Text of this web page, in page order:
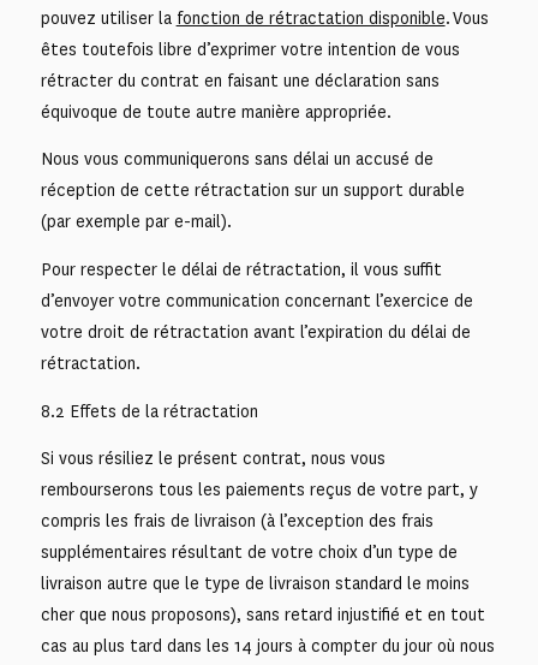
pouvez utiliser la fonction de rétractation disponible. Vous
êtes toutefois libre d’exprimer votre intention de vous
rétracter du contrat en faisant une déclaration sans
équivoque de toute autre manière appropriée.
Nous vous communiquerons sans délai un accusé de
réception de cette rétractation sur un support durable
(par exemple par e-mail).
Pour respecter le délai de rétractation, il vous suffit
d’envoyer votre communication concernant l’exercice de
votre droit de rétractation avant l’expiration du délai de
rétractation.
8.2 Effets de la rétractation
Si vous résiliez le présent contrat, nous vous
rembourserons tous les paiements reçus de votre part, y
compris les frais de livraison (à l’exception des frais
supplémentaires résultant de votre choix d’un type de
livraison autre que le type de livraison standard le moins
cher que nous proposons), sans retard injustifié et en tout
cas au plus tard dans les 14 jours à compter du jour où nous